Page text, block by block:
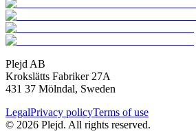
Plejd AB
Krokslätts Fabriker 27A
431 37 Mölndal, Sweden
LegalPrivacy policyTerms of use
© 2026 Plejd. All rights reserved.